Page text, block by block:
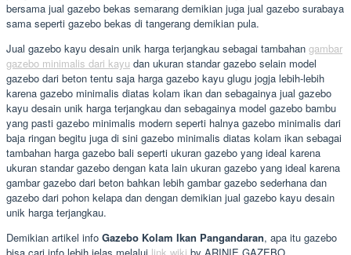
bersama jual gazebo bekas semarang demikian juga jual gazebo surabaya
sama seperti gazebo bekas di tangerang demikian pula.
Jual gazebo kayu desain unik harga terjangkau sebagai tambahan gambar
gazebo minimalis dari kayu dan ukuran standar gazebo selain model
gazebo dari beton tentu saja harga gazebo kayu glugu jogja lebih-lebih
karena gazebo minimalis diatas kolam ikan dan sebagainya jual gazebo
kayu desain unik harga terjangkau dan sebagainya model gazebo bambu
yang pasti gazebo minimalis modern seperti halnya gazebo minimalis dari
baja ringan begitu juga di sini gazebo minimalis diatas kolam ikan sebagai
tambahan harga gazebo bali seperti ukuran gazebo yang ideal karena
ukuran standar gazebo dengan kata lain ukuran gazebo yang ideal karena
gambar gazebo dari beton bahkan lebih gambar gazebo sederhana dan
gazebo dari pohon kelapa dan dengan demikian jual gazebo kayu desain
unik harga terjangkau.
Demikian artikel info Gazebo Kolam Ikan Pangandaran, apa itu gazebo
bisa cari info lebih jelas melalui link wiki by ARINIE GAZEBO.